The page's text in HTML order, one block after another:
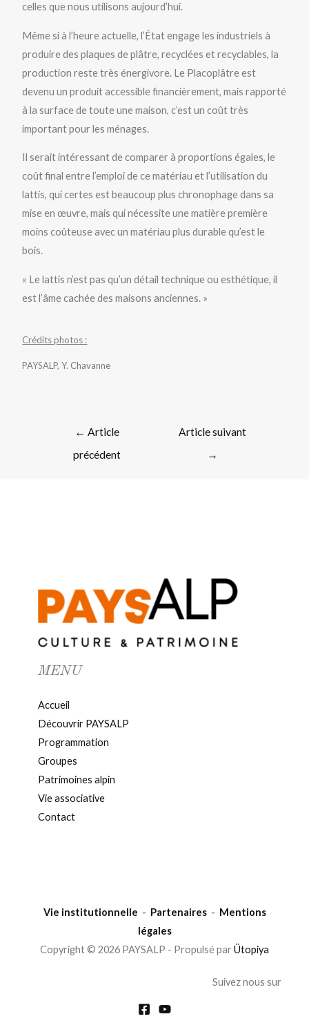
celles que nous utilisons aujourd’hui.
Même si à l’heure actuelle, l’État engage les industriels à
produire des plaques de plâtre, recyclées et recyclables, la
production reste très énergivore. Le Placoplâtre est
devenu un produit accessible financièrement, mais rapporté
à la surface de toute une maison, c’est un coût très
important pour les ménages.
Il serait intéressant de comparer à proportions égales, le
coût final entre l’emploi de ce matériau et l’utilisation du
lattis, qui certes est beaucoup plus chronophage dans sa
mise en œuvre, mais qui nécessite une matière première
moins coûteuse avec un matériau plus durable qu’est le
bois.
« Le lattis n’est pas qu’un détail technique ou esthétique, il
est l’âme cachée des maisons anciennes. »
Crédits photos :
PAYSALP, Y. Chavanne
← Article
précédent
Article suivant
→
MENU
Accueil
Découvrir PAYSALP
Programmation
Groupes
Patrimoines alpin
Vie associative
Contact
Vie institutionnelle - Partenaires- Mentions
légales
Copyright © 2026 PAYSALP - Propulsé par Ütopiya
Suivez nous sur